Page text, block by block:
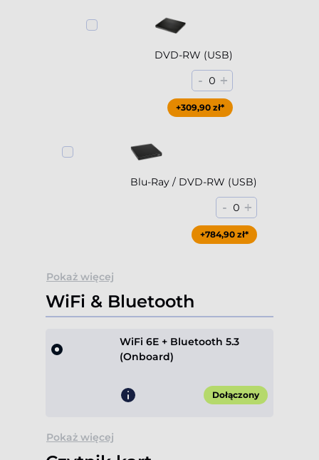
DVD-RW (USB)
- 0 +
+309,90 zł*
Blu-Ray / DVD-RW (USB)
- 0 +
+784,90 zł*
Pokaż więcej
WiFi & Bluetooth
WiFi 6E + Bluetooth 5.3
(Onboard)
Dołączony
Pokaż więcej